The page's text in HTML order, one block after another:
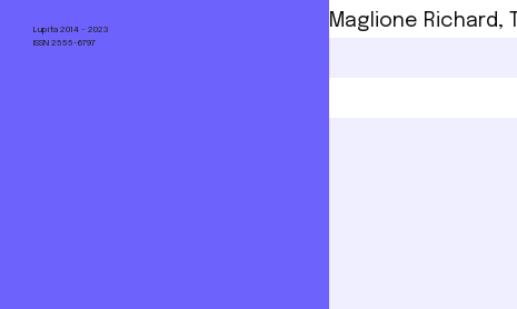
Lupita 2014 – 2023
ISSN 2555-6797
Maglione Richard,